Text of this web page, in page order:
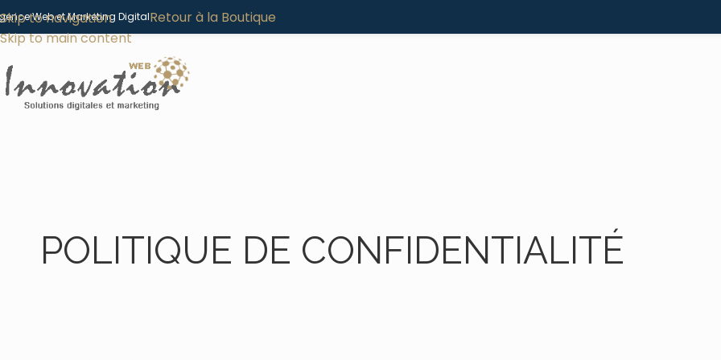
Skip to navigation
Skip to main content
Web et Marketing DigitalRetour à la Boutique
POLITIQUE DE CONFIDENTIALITÉ